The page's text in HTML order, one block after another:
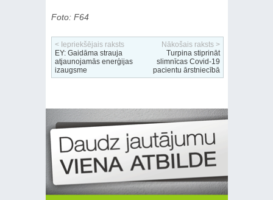
Foto: F64
< Iepriekšējais raksts
EY: Gaidāma strauja
atjaunojamās enerģijas
izaugsme
Nākošais raksts >
Turpina stiprināt
slimnīcas Covid-19
pacientu ārstniecībā